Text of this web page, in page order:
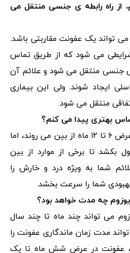
از راه رابطه ی جنسی منتقل می
می تواند یک عفونت مقاربتی باشد.
می شود که از طریق تماس
جنسی منتقل می شود و علائم آن
ایجاد شوند. ولی این بیماری
منتقل می شود.
بهتری پیدا می کنم؟
بدون درمان، پاپول ها در عرض ۶ تا ۱۲ ماه از بین می روند، اما
تا برخی از موارد از بین
شما به ویژه درد و خارش را
شما را سرعت بخشد.
چه مدت خواهد بود؟
می تواند چند ماه تا چند سال
مدت زمان ماندگاری عفونت را
عفونت در عرض شش ماه تا یک